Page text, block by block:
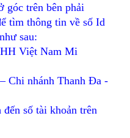
góc trên bên phải
tìm thông tin về số Id
sau:
Việt Nam Mi
Chi nhánh Thanh Đa -
số tài khoản trên